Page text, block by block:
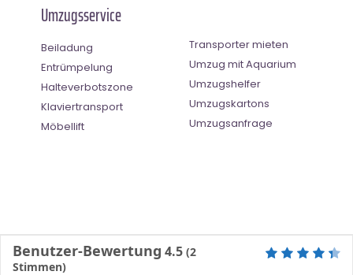
Umzugsservice
Beiladung
Entrümpelung
Halteverbotszone
Klaviertransport
Möbellift
Transporter mieten
Umzug mit Aquarium
Umzugshelfer
Umzugskartons
Umzugsanfrage
Benutzer-Bewertung 4.5 (2
Stimmen)